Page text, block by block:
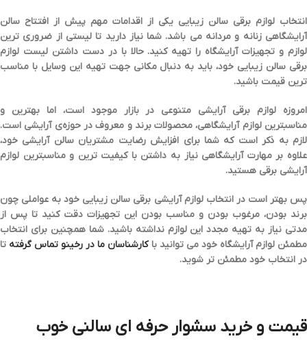
انتخاب لوازم برقی سالن زیبایی یکی از اقدامات مهم پیش از افتتاح سالن
آرایشگاهی زنانه و مردانه می باشد. شما نیاز دارید تالیستی از ضروری ترین
لوازم و تجهیزات آرایشگاه را تهیه کنید. حالا با در دست داشتن لیست لوازم
برقی سالن زیبایی خود، باید به دنبال مکانی جهت تهیه این وسایل با مناسب
ترین قیمت باشید.
امروزه لوازم برقی آرایشی متنوعی در بازار موجود است، اما بهترین و
مناسبترین لوازم آرایشگاهی، محصولات برند و معروف در حوزه‌ی آرایشی است.
لازم به ذکر است که شما برای افزایش رضایت مشتریان سالن آرایشی خود،
علاوه بر مهارت آرایشگاهی نیاز به داشتن با کیفیت ترین و مناسبترین لوازم
آرایشی برقی هستید.
پس بهتر است در انتخابلوازم آرایشی برقی سالن زیبایی خود به عواملی چون
برند بودن، مرغوب بودن و مناسب بودن این تجهیزات دقت کنید تا پس از
مدتی نیاز به تهیه مجدد این لوازم نداشته باشید. شما همچنین برای انتخاب
مطمئن لوازم آرایشگاه خود می توانید باکارشناسان ما در رخینو تماس گرفته تا
در انتخاب خود مطمئن تر شوید.
قیمت و خرید سشوار حرفه ای سالنی خوب